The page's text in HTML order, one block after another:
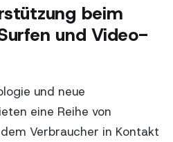
beim
und Video-
und neue
eine Reihe von
Verbraucher in Kontakt